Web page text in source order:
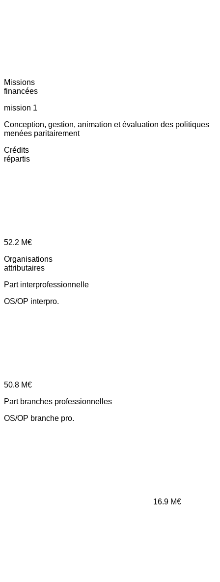
Missions
financées
mission 1
Conception, gestion, animation et évaluation des politiques
menées paritairement
Crédits
répartis
52.2 M€
Organisations
attributaires
Part interprofessionnelle
OS/OP interpro.
50.8 M€
Part branches professionnelles
OS/OP branche pro.
16.9 M€